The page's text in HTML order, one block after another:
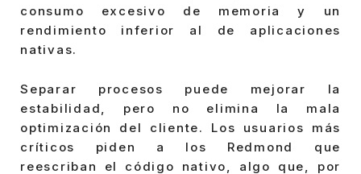
consumo excesivo de memoria y un
rendimiento inferior al de aplicaciones
nativas.
Separar procesos puede mejorar la
estabilidad, pero no elimina la mala
optimización del cliente. Los usuarios más
críticos piden a los Redmond que
reescriban el código nativo, algo que, por